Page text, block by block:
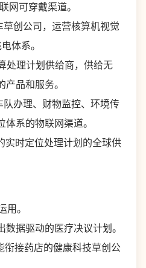
网可穿戴渠道。
创公司，运营核算机视觉
体系。
处理计划供给商，供给无
品和服务。
办理、财物监控、环境传
系的物联网渠道。
实时定位处理计划的全球供
。
据驱动的医疗决议计划。
接药店的健康科技草创公